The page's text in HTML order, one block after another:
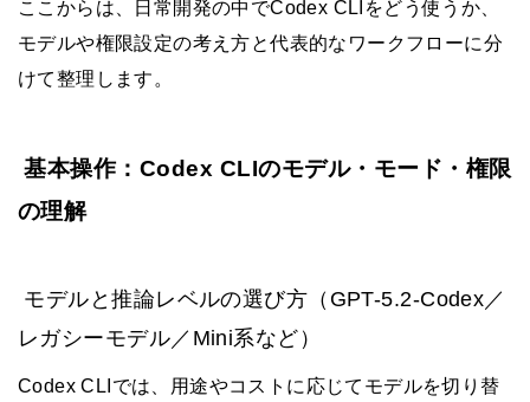
ここからは、日常開発の中でCodex CLIをどう使うか、
モデルや権限設定の考え方と代表的なワークフローに分
けて整理します。
基本操作：Codex CLIのモデル・モード・権限
の理解
モデルと推論レベルの選び方（GPT-5.2-Codex／
レガシーモデル／Mini系など）
Codex CLIでは、用途やコストに応じてモデルを切り替